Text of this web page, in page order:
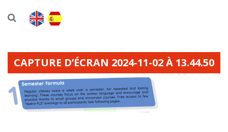
CAPTURE D’ÉCRAN 2024-11-02 À 13.44.50